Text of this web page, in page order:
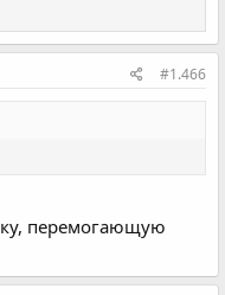
#1.466
перемогающую